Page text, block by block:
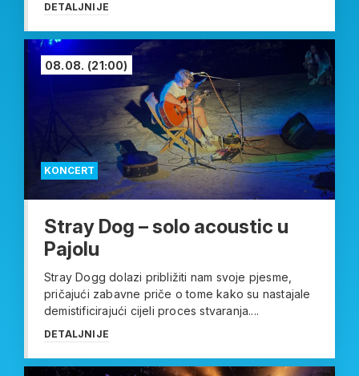
DETALJNIJE
KONCERT
08.08. (21:00)
Stray Dog – solo acoustic u
Pajolu
Stray Dogg dolazi približiti nam svoje pjesme,
pričajući zabavne priče o tome kako su nastajale
demistificirajući cijeli proces stvaranja....
DETALJNIJE